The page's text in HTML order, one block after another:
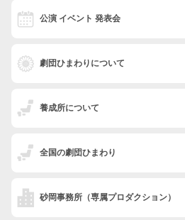
公演 イベント 発表会
劇団ひまわりについて
養成所について
全国の劇団ひまわり
砂岡事務所 （専属プロダクション）